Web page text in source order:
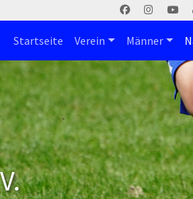
Startseite Verein Männer